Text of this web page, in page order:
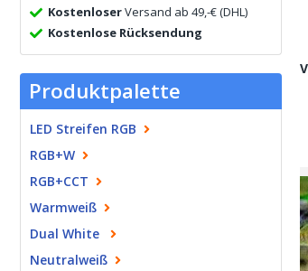
KostenloserVersand ab 49,-€ (DHL)
Kostenlose Rücksendung
Produktpalette
LED Streifen RGB
RGB+W
RGB+CCT
Warmweiß
Dual White
Neutralweiß